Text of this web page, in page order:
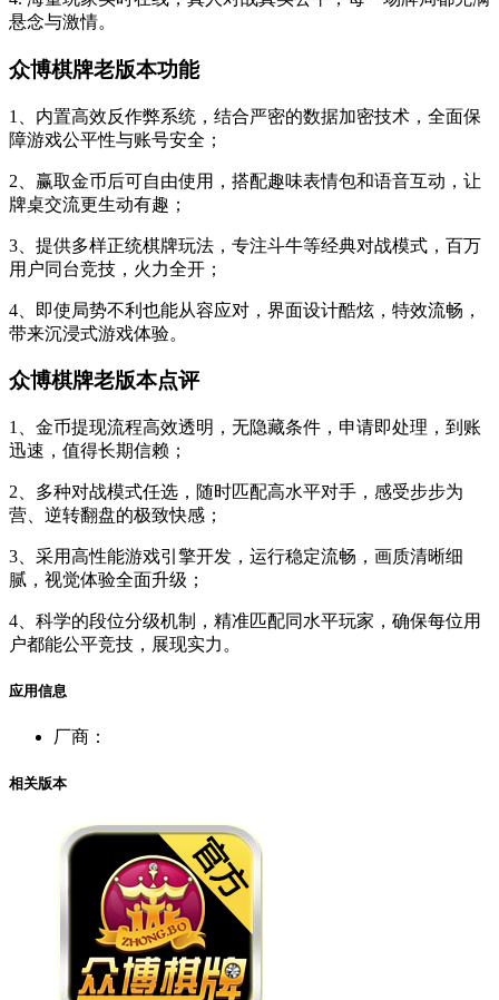
悬念与激情。
众博棋牌老版本功能
1、内置高效反作弊系统，结合严密的数据加密技术，全面保
障游戏公平性与账号安全；
2、赢取金币后可自由使用，搭配趣味表情包和语音互动，让
牌桌交流更生动有趣；
3、提供多样正统棋牌玩法，专注斗牛等经典对战模式，百万
用户同台竞技，火力全开；
4、即使局势不利也能从容应对，界面设计酷炫，特效流畅，
带来沉浸式游戏体验。
众博棋牌老版本点评
1、金币提现流程高效透明，无隐藏条件，申请即处理，到账
迅速，值得长期信赖；
2、多种对战模式任选，随时匹配高水平对手，感受步步为
营、逆转翻盘的极致快感；
3、采用高性能游戏引擎开发，运行稳定流畅，画质清晰细
腻，视觉体验全面升级；
4、科学的段位分级机制，精准匹配同水平玩家，确保每位用
户都能公平竞技，展现实力。
应用信息
厂商：
相关版本